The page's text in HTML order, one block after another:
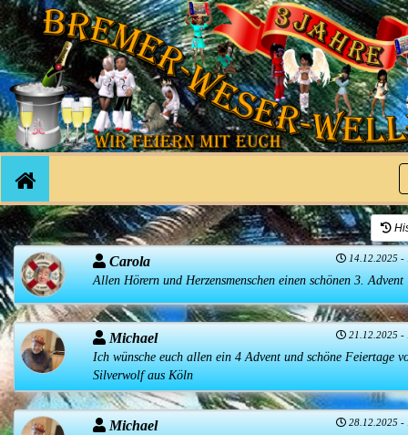
Carola 14.12.2025 -
Allen Hörern und Herzensmenschen einen schönen 3.
Michael 21.12.2025 -
Ich wünsche euch allen ein 4 Advent und schöne Feiertage
Silverwolf aus Köln
Michael 28.12.2025 -